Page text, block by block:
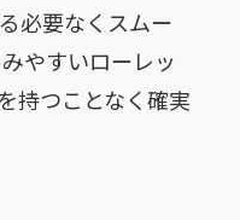
必要なくスムー
やすいローレッ
持つことなく確実